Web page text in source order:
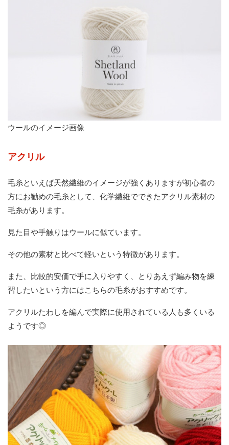
ウールのイメージ画像
アクリル
毛糸といえば天然繊維のイメージが強くありますが初心者の
方にお勧めの毛糸として、化学繊維でできたアクリル素材の
毛糸があります。
見た目や手触りはウールに似ています。
その他の素材と比べて軽いという特徴があります。
また、比較的安価で手に入りやすく、とりあえず編み物を練
習したいという方にはこちらの毛糸がおすすめです。
アクリルたわしを編んで実際に使用されている人も多くいる
ようです◎